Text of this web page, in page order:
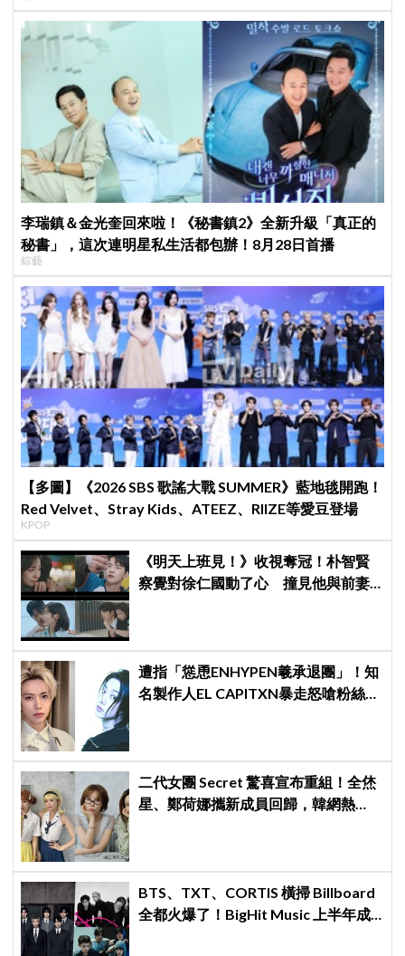
李瑞鎮＆金光奎回來啦！《秘書鎮2》全新升級「真正的
秘書」，這次連明星私生活都包辦！8月28日首播
綜藝
【多圖】《2026 SBS 歌謠大戰 SUMMER》藍地毯開跑！
Red Velvet、Stray Kids、ATEEZ、RIIZE等愛豆登場
KPOP
《明天上班見！》收視奪冠！朴智賢
察覺對徐仁國動了心 撞見他與前妻
遭指「慫恿ENHYPEN羲承退團」！知
名製作人EL CAPITXN暴走怒嗆粉絲
二代女團 Secret 驚喜宣布重組！全烋
星、鄭荷娜攜新成員回歸，韓網熱
BTS、TXT、CORTIS 橫掃 Billboard
全都火爆了！BigHit Music 上半年成